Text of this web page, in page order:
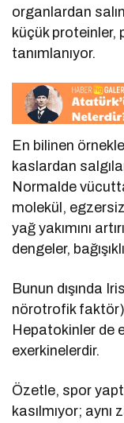
organlardan
küçük proteinler,
tanımlanıyor.
En bilinen
kaslardan
Normalde
molekül, egzersiz
yağ yakımını
dengeler,
Bunun dışında
nörotrofik
Hepatokinler de
exerkinelerdir.
Özetle, spor
kasılmıyor;